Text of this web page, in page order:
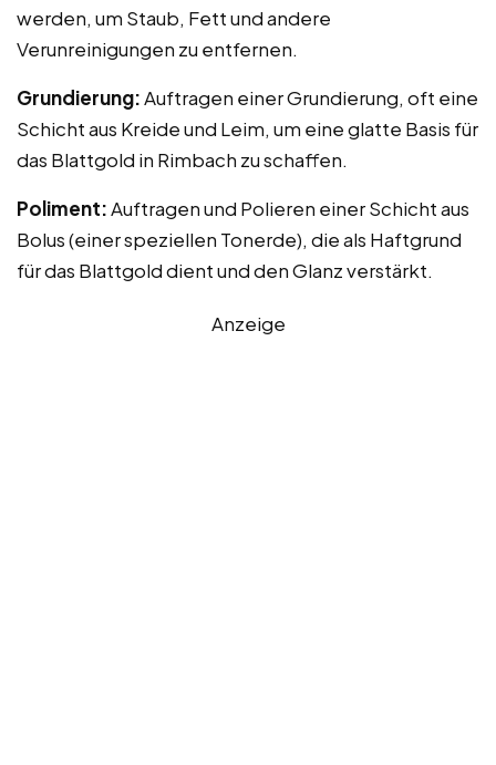
werden, um Staub, Fett und andere
Verunreinigungen zu entfernen.
Grundierung:Auftragen einer Grundierung, oft eine
Schicht aus Kreide und Leim, um eine glatte Basis für
das Blattgold in Rimbach zu schaffen.
Poliment:Auftragen und Polieren einer Schicht aus
Bolus (einer speziellen Tonerde), die als Haftgrund
für das Blattgold dient und den Glanz verstärkt.
Anzeige